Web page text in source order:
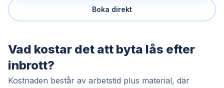
Boka direkt
Vad kostar det att byta lås efter
inbrott?
Kostnaden består av arbetstid plus material, där